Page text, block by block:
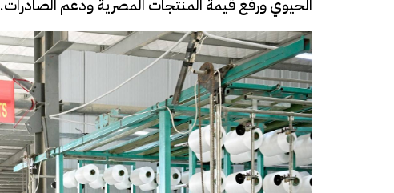
الحيوي ورفع قيمة المنتجات المصرية ودعم الصادرات.